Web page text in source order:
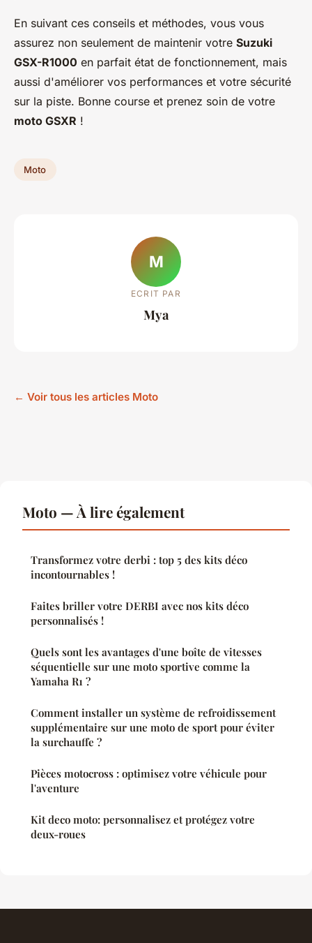
En suivant ces conseils et méthodes, vous vous
assurez non seulement de maintenir votre Suzuki
GSX-R1000 en parfait état de fonctionnement, mais
aussi d'améliorer vos performances et votre sécurité
sur la piste. Bonne course et prenez soin de votre
moto GSXR !
Moto
M
ECRIT PAR
Mya
← Voir tous les articles Moto
Moto — À lire également
Transformez votre derbi : top 5 des kits déco
incontournables !
Faites briller votre DERBI avec nos kits déco
personnalisés !
Quels sont les avantages d'une boîte de vitesses
séquentielle sur une moto sportive comme la
Yamaha R1 ?
Comment installer un système de refroidissement
supplémentaire sur une moto de sport pour éviter
la surchauffe ?
Pièces motocross : optimisez votre véhicule pour
l'aventure
Kit deco moto: personnalisez et protégez votre
deux-roues